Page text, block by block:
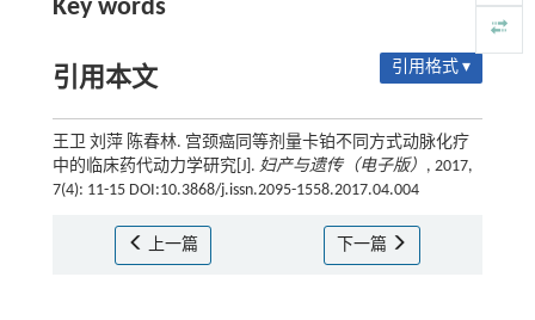
Key words
引用本文 引用格式 ▾
王卫 刘萍 陈春林. 宫颈癌同等剂量卡铂不同方式动脉化疗
中的临床药代动力学研究[J]. 妇产与遗传（电子版） , 2017,
7(4): 11-15 DOI:10.3868/j.issn.2095-1558.2017.04.004
上一篇 下一篇